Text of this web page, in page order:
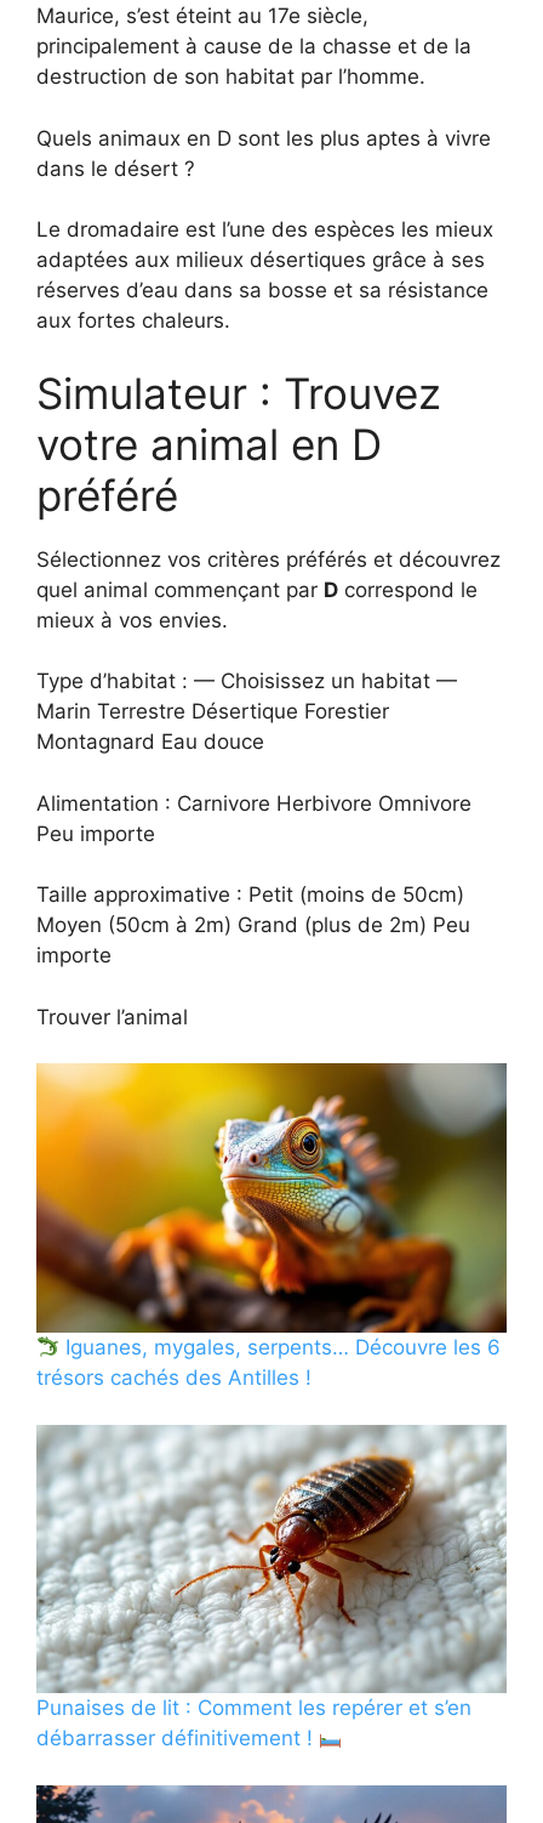
Maurice, s’est éteint au 17e siècle,
principalement à cause de la chasse et de la
destruction de son habitat par l’homme.
Quels animaux en D sont les plus aptes à vivre
dans le désert ?
Le dromadaire est l’une des espèces les mieux
adaptées aux milieux désertiques grâce à ses
réserves d’eau dans sa bosse et sa résistance
aux fortes chaleurs.
Simulateur : Trouvez
votre animal en D
préféré
Sélectionnez vos critères préférés et découvrez
quel animal commençant par D correspond le
mieux à vos envies.
Type d’habitat : — Choisissez un habitat —
Marin Terrestre Désertique Forestier
Montagnard Eau douce
Alimentation : Carnivore Herbivore Omnivore
Peu importe
Taille approximative : Petit (moins de 50cm)
Moyen (50cm à 2m) Grand (plus de 2m) Peu
importe
Trouver l’animal
Iguanes, mygales, serpents… Découvre les 6
trésors cachés des Antilles !
Punaises de lit : Comment les repérer et s’en
débarrasser définitivement !